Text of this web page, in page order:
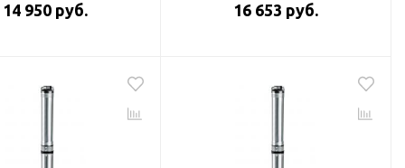
14 950 руб. 16 653 руб.